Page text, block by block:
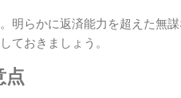
明らかに返済能力を超えた無
ておきましょう。
点